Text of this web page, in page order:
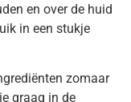
en over de huid
in een stukje
zomaar
graag in de